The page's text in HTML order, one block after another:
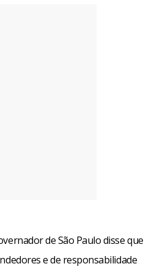
de São Paulo disse que
e de responsabilidade